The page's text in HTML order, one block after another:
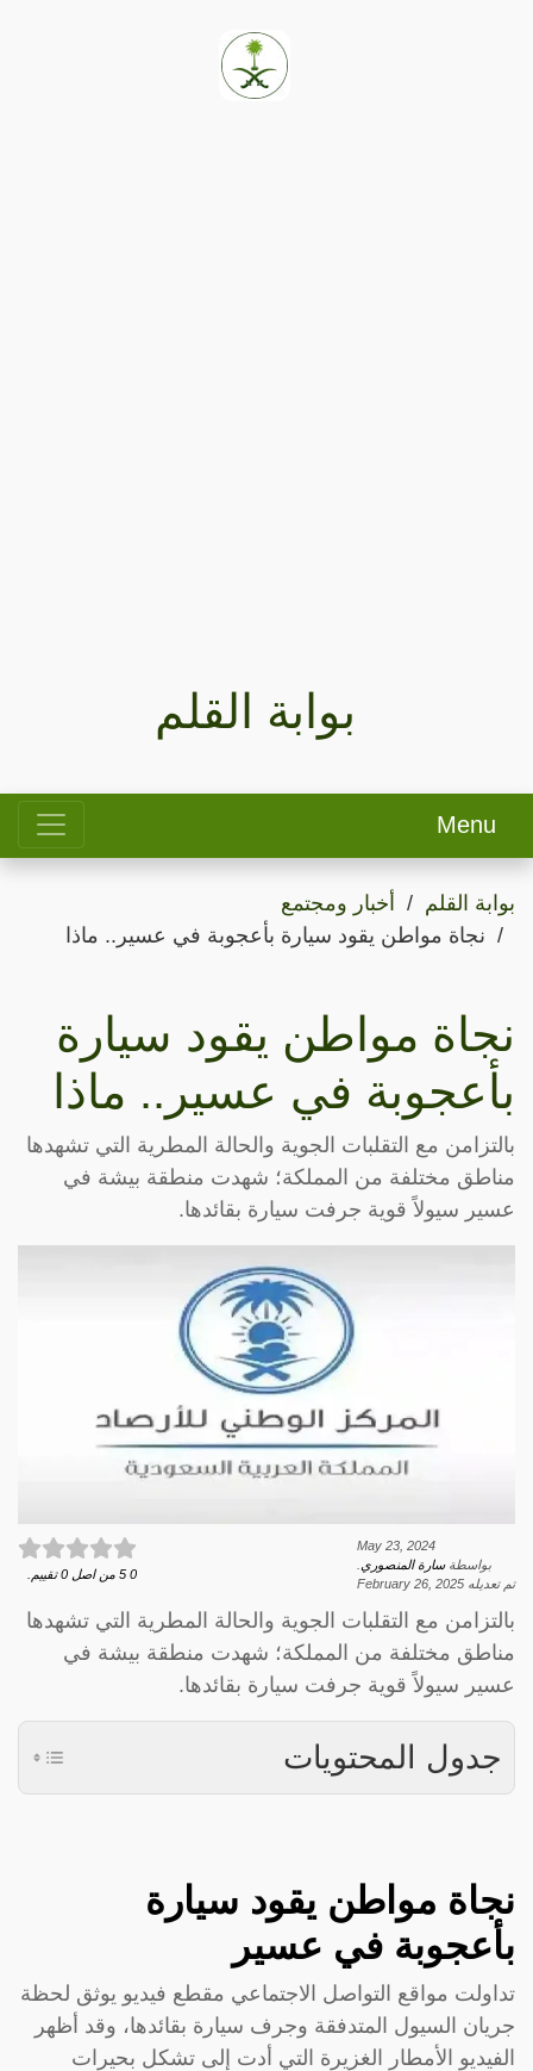
بوابة القلم
Menu
بوابة القلم
أخبار ومجتمع
نجاة مواطن يقود سيارة بأعجوبة في عسير.. ماذا
نجاة مواطن يقود سيارة
بأعجوبة في عسير.. ماذا
بالتزامن مع التقلبات الجوية والحالة المطرية التي تشهدها
مناطق مختلفة من المملكة؛ شهدت منطقة بيشة في
عسير سيولاً قوية جرفت سيارة بقائدها.
May 23, 2024
بواسطةسارة المنصوري
تم تعديله February 26, 2025
0
5 من اصل 0 تقييم.
بالتزامن مع التقلبات الجوية والحالة المطرية التي تشهدها
مناطق مختلفة من المملكة؛ شهدت منطقة بيشة في
عسير سيولاً قوية جرفت سيارة بقائدها.
جدول المحتويات
نجاة مواطن يقود سيارة
بأعجوبة في عسير
تداولت مواقع التواصل الاجتماعي مقطع فيديو يوثق لحظة
جريان السيول المتدفقة وجرف سيارة بقائدها، وقد أظهر
الفيديو الأمطار الغزيرة التي أدت إلى تشكل بحيرات